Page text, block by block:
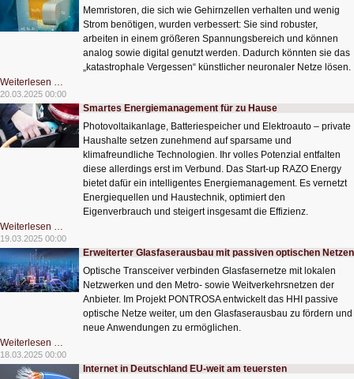
Memristoren, die sich wie Gehirnzellen verhalten und wenig
Strom benötigen, wurden verbessert: Sie sind robuster,
arbeiten in einem größeren Spannungsbereich und können
analog sowie digital genutzt werden. Dadurch könnten sie das
„katastrophale Vergessen“ künstlicher neuronaler Netze lösen.
Weiterlesen …
gegen
das
„katastrophale
Vergessen“
der
20.03.2025 00:00
Smartes Energiemanagement für zu Hause
Photovoltaikanlage, Batteriespeicher und Elektroauto – private
Haushalte setzen zunehmend auf sparsame und
klimafreundliche Technologien. Ihr volles Potenzial entfalten
diese allerdings erst im Verbund. Das Start-up RAZO Energy
bietet dafür ein intelligentes Energiemanagement. Es vernetzt
Energiequellen und Haustechnik, optimiert den
Eigenverbrauch und steigert insgesamt die Effizienz.
Weiterlesen …
Energiemanagement
für
zu
Hause
19.03.2025 00:00
Erweiterter Glasfaserausbau mit passiven optischen Netzen
Optische Transceiver verbinden Glasfasernetze mit lokalen
Netzwerken und den Metro- sowie Weitverkehrsnetzen der
Anbieter. Im Projekt PONTROSA entwickelt das HHI passive
optische Netze weiter, um den Glasfaserausbau zu fördern und
neue Anwendungen zu ermöglichen.
Weiterlesen …
Glasfaserausbau
mit
passiven
18.03.2025 00:00
Internet in Deutschland EU-weit am teuersten